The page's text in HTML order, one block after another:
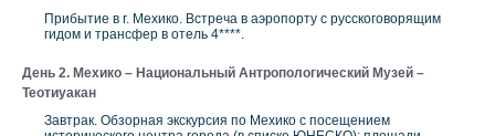
Прибытие в г. Мехико. Встреча в аэропорту с русскоговорящим
гидом и трансфер в отель 4****.
День 2. Мехико – Национальный Антропологический Музей –
Теотиуакан
Завтрак. Обзорная экскурсия по Мехико с посещением